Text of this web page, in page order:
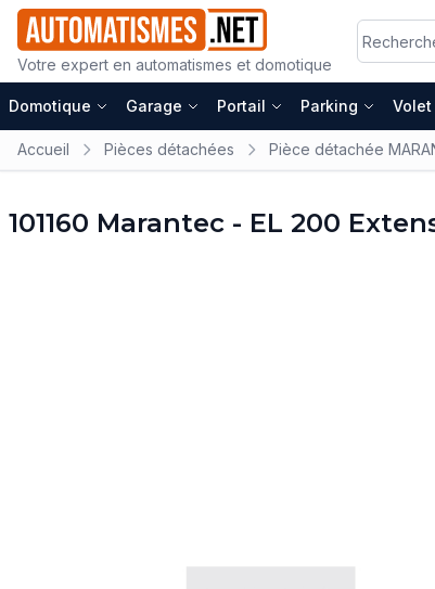
Votre expert en automatismes et domotique
Domotique Garage Portail Parking Volet
Accueil Pièces détachées Pièce détachée
101160 Marantec - EL 200